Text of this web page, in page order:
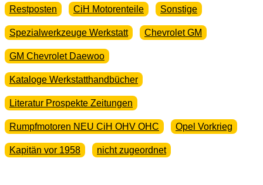
Restposten CiH Motorenteile Sonstige
Spezialwerkzeuge Werkstatt Chevrolet GM
GM Chevrolet Daewoo
Kataloge Werkstatthandbücher
Literatur Prospekte Zeitungen
Rumpfmotoren NEU CiH OHV OHC Opel Vorkrieg
Kapitän vor 1958 nicht zugeordnet